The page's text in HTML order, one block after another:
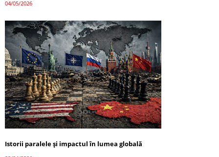
04/05/2026
Istorii paralele și impactul în lumea globală